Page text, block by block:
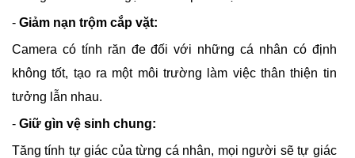
- Giảm nạn trộm cắp vặt:
Camera có tính răn đe đối với những cá nhân có định
không tốt, tạo ra một môi trường làm việc thân thiện tin
tưởng lẫn nhau.
- Giữ gìn vệ sinh chung:
Tăng tính tự giác của từng cá nhân, mọi người sẽ tự giác